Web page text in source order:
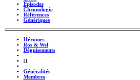
Épisodes
Chronologie
Références
Génériques
Héroïnes
Ros & Wel
Déguisements
[]
Généralités
Membres